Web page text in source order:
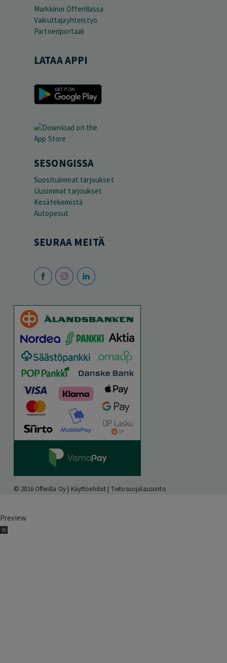
Markkinoi Offerillassa
Vaikuttajayhteistyö
Partneriportaali
LATAA APPI
SESONGISSA
Suosituimmat tarjoukset
Uusimmat tarjoukset
Kesätekemistä
Autopesut
SEURAA MEITÄ
© 2016 Offerilla Oy | Käyttöehdot | Tietosuojalausunto
Preview